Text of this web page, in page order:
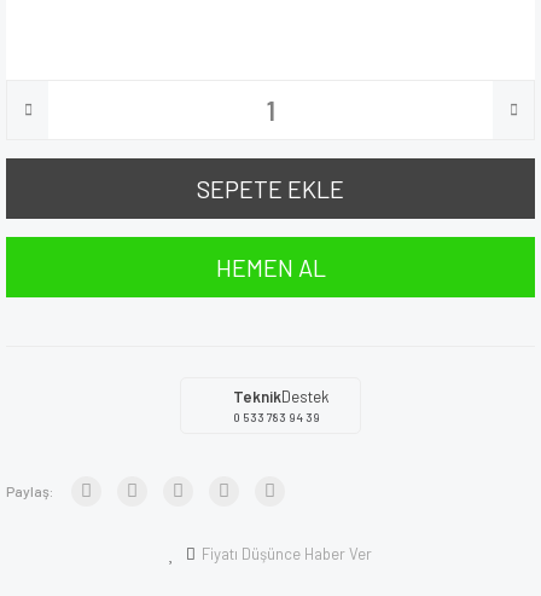
SEPETE EKLE
HEMEN AL
TeknikDestek
0 533 783 94 39
Paylaş:
Fiyatı Düşünce Haber Ver